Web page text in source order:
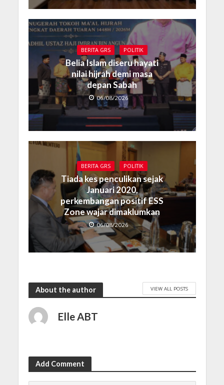
BERITA GRS POLITIK
Belia Islam diseru hayati
nilai hijrah demi masa
depan Sabah
06/08/2026
BERITA GRS POLITIK
Tiada kes penculikan sejak
Januari 2020,
perkembangan positif ESS
Zone wajar dimaklumkan
06/08/2026
About the author VIEW ALL POSTS
Elle ABT
Add Comment